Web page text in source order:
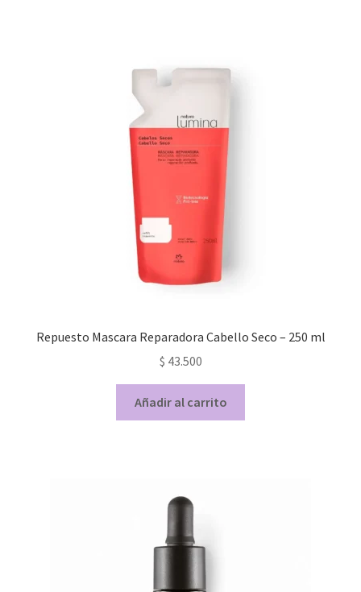
Repuesto Mascara Reparadora Cabello Seco – 250 ml
$ 43.500
Añadir al carrito